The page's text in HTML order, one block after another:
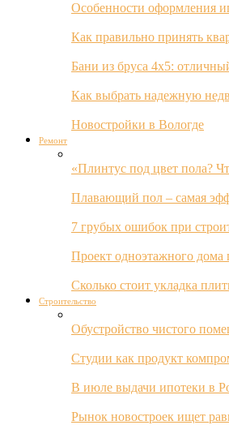
Особенности оформления
Как правильно принять
Бани из бруса 4х5:
Как выбрать надежную
Новостройки в Вологде
Ремонт
«Плинтус под цвет пола?
Плавающий пол – самая
7 грубых ошибок при
Проект одноэтажного дома
Сколько стоит укладка
Строительство
Обустройство чистого
Студии как продукт
В июле выдачи ипотеки в
Рынок новостроек ищет